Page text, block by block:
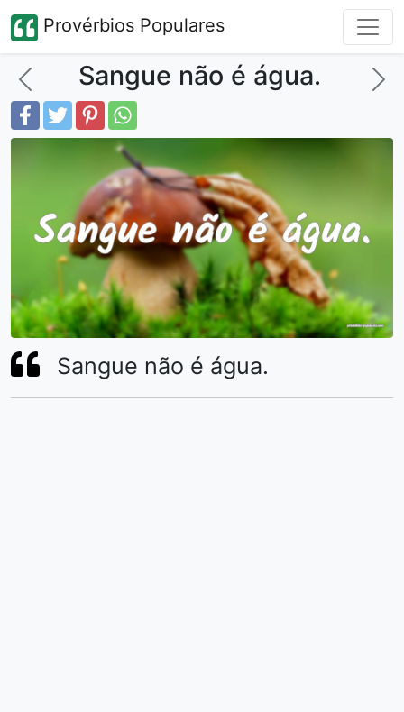
Provérbios Populares
Sangue não é água.
Sangue não é água.